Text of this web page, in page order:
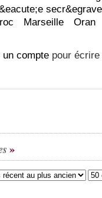
Marseille
Oran
un compte pour